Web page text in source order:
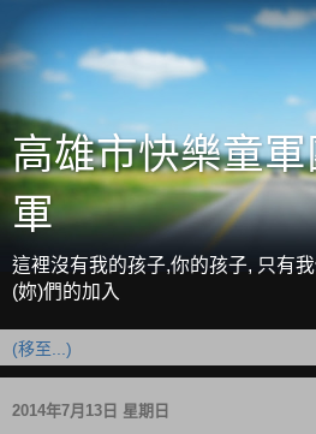
高雄市快樂童
軍
這裡沒有我的孩子,你的孩子, 只有
(妳)們的加入
2014年7月13日 星期日